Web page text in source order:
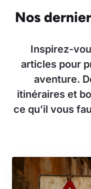
Nos
Inspirez-
articles pour
aventure.
itinéraires et
ce qu’il vous